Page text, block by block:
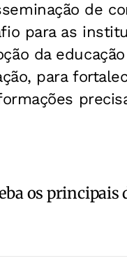
de
para as
da
para
os principais